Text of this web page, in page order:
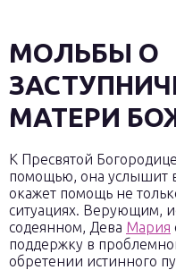
МОЛЬБЫ О
МАТЕРИ
К Пресвятой
помощью, она услышит
окажет помощь не
ситуациях. Верующим,
содеянном, Дева Мария
поддержку в
обретении истинного